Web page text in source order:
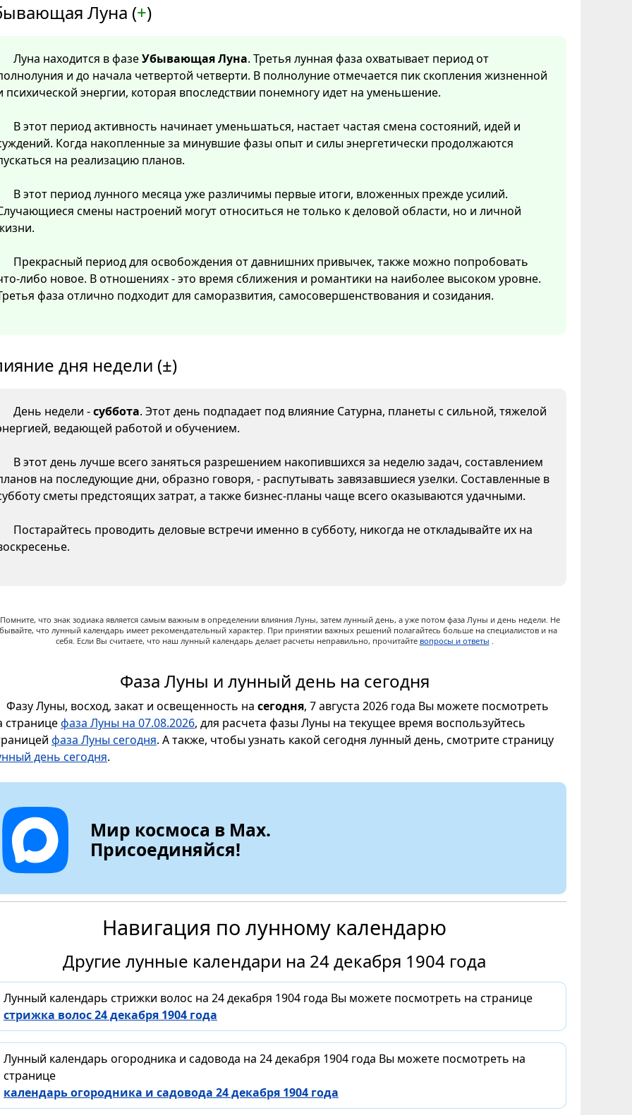
Луна (+)
Луна находится в фазеУбывающая Луна. Третья лунная фаза охватывает период от
и до начала четвертой четверти. В полнолуние отмечается пик скопления жизненной
психической энергии, которая впоследствии понемногу идет на уменьшение.
В этот период активность начинает уменьшаться, настает частая смена состояний, идей и
Когда накопленные за минувшие фазы опыт и силы энергетически продолжаются
на реализацию планов.
В этот период лунного месяца уже различимы первые итоги, вложенных прежде усилий.
смены настроений могут относиться не только к деловой области, но и личной
Прекрасный период для освобождения от давнишних привычек, также можно попробовать
либо новое. В отношениях - это время сближения и романтики на наиболее высоком уровне.
фаза отлично подходит для саморазвития, самосовершенствования и созидания.
дня недели (±)
День недели -суббота. Этот день подпадает под влияние Сатурна, планеты с сильной, тяжелой
ведающей работой и обучением.
В этот день лучше всего заняться разрешением накопившихся за неделю задач, составлением
на последующие дни, образно говоря, - распутывать завязавшиеся узелки. Составленные в
сметы предстоящих затрат, а также бизнес-планы чаще всего оказываются удачными.
Постарайтесь проводить деловые встречи именно в субботу, никогда не откладывайте их на
Помните, что знак зодиака является самым важным в определении влияния Луны, затем лунный день, а уже потом фаза Луны и день недели. Не
что лунный календарь имеет рекомендательный характер. При принятии важных решений полагайтесь больше на специалистов и на
себя. Если Вы считаете, что наш лунный календарь делает расчеты неправильно, прочитайте вопросы и ответы .
Фаза Луны и лунный день на сегодня
Фазу Луны, восход, закат и освещенность на сегодня, 7 августа 2026 года Вы можете посмотреть
страницефаза Луны на 07.08.2026, для расчета фазы Луны на текущее время воспользуйтесь
фаза Луны сегодня. А также, чтобы узнать какой сегодня лунный день, смотрите страницу
день сегодня.
Мир космоса в Max.
Присоединяйся!
Навигация по лунному календарю
Другие лунные календари на 24 декабря 1904 года
Лунный календарь стрижки волос на 24 декабря 1904 года Вы можете посмотреть на странице
стрижка волос 24 декабря 1904 года
Лунный календарь огородника и садовода на 24 декабря 1904 года Вы можете посмотреть на
странице
календарь огородника и садовода 24 декабря 1904 года